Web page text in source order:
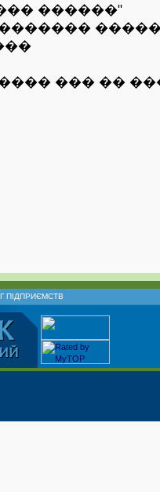
������"
��� ��
ПІДПРИЄМСТВ